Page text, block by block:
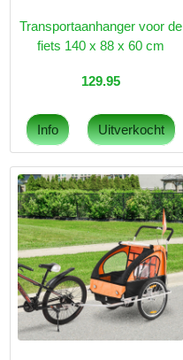
Transportaanhanger voor de
fiets 140 x 88 x 60 cm
129.95